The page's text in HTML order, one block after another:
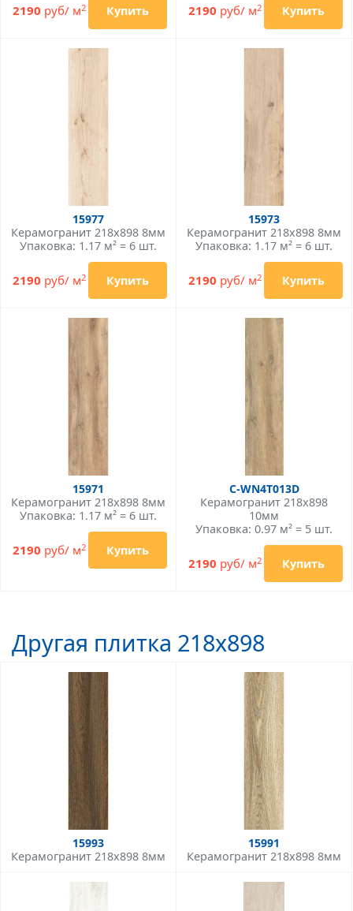
2190 руб/ м2 Купить 2190 руб/ м2 Купить
15977
Керамогранит 218x898 8мм
Упаковка: 1.17 м² = 6 шт.
2190 руб/ м2 Купить
15973
Керамогранит 218x898 8мм
Упаковка: 1.17 м² = 6 шт.
2190 руб/ м2 Купить
15971
Керамогранит 218x898 8мм
Упаковка: 1.17 м² = 6 шт.
2190 руб/ м2 Купить
C-WN4T013D
Керамогранит 218x898
10мм
Упаковка: 0.97 м² = 5 шт.
2190 руб/ м2 Купить
Другая плитка 218x898
15993
Керамогранит 218x898 8мм
15991
Керамогранит 218x898 8мм